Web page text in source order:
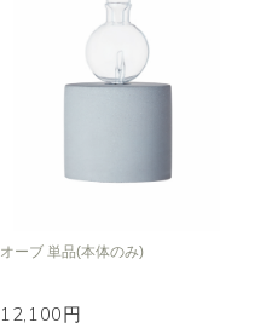
オーブ 単品(本体のみ)
12,100円